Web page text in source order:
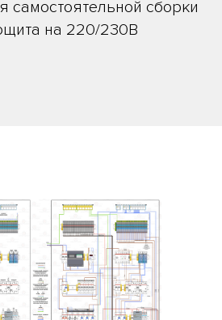
самостоятельной сборки
на 220/230В